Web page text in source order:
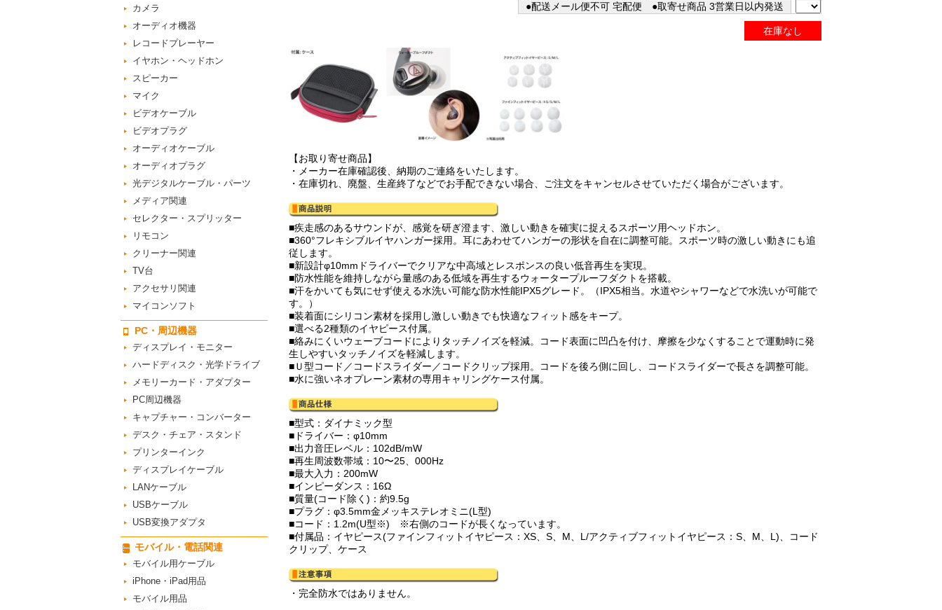
カメラ
オーディオ機器
レコードプレーヤー
イヤホン・ヘッドホン
スピーカー
マイク
ビデオケーブル
ビデオプラグ
オーディオケーブル
オーディオプラグ
光デジタルケーブル・パーツ
メディア関連
セレクター・スプリッター
リモコン
クリーナー関連
TV台
アクセサリ関連
マイコンソフト
PC・周辺機器
ディスプレイ・モニター
ハードディスク・光学ドライブ
メモリーカード・アダプター
PC周辺機器
キャプチャー・コンバーター
デスク・チェア・スタンド
プリンターインク
ディスプレイケーブル
LANケーブル
USBケーブル
USB変換アダプタ
モバイル・電話関連
モバイル用ケーブル
iPhone・iPad用品
モバイル用品
●配送メール便不可 宅配便 ●取寄せ商品 3営業日以内発送
在庫なし
【お取り寄せ商品】
・メーカー在庫確認後、納期のご連絡をいたします。
・在庫切れ、廃盤、生産終了などでお手配できない場合、ご注文をキャンセルさせていただく場合がございます。
■疾走感のあるサウンドが、感覚を研ぎ澄ます、激しい動きを確実に捉えるスポーツ用ヘッドホン。
■360°フレキシブルイヤハンガー採用。耳にあわせてハンガーの形状を自在に調整可能。スポーツ時の激しい動きにも追
従します。
■新設計φ10mmドライバーでクリアな中高域とレスポンスの良い低音再生を実現。
■防水性能を維持しながら量感のある低域を再生するウォータープルーフダクトを搭載。
■汗をかいても気にせず使える水洗い可能な防水性能IPX5グレード。（IPX5相当。水道やシャワーなどで水洗いが可能で
す。）
■装着面にシリコン素材を採用し激しい動きでも快適なフィット感をキープ。
■選べる2種類のイヤピース付属。
■絡みにくいウェーブコードによりタッチノイズを軽減。コード表面に凹凸を付け、摩擦を少なくすることで運動時に発
生しやすいタッチノイズを軽減します。
■Ｕ型コード／コードスライダー／コードクリップ採用。コードを後ろ側に回し、コードスライダーで長さを調整可能。
■水に強いネオプレーン素材の専用キャリングケース付属。
■型式：ダイナミック型
■ドライバー：φ10mm
■出力音圧レベル：102dB/mW
■再生周波数帯域：10〜25、000Hz
■最大入力：200mW
■インピーダンス：16Ω
■質量(コード除く)：約9.5g
■プラグ：φ3.5mm金メッキステレオミニ(L型)
■コード：1.2m(U型※) ※右側のコードが長くなっています。
■付属品：イヤピース(ファインフィットイヤピース：XS、S、M、L/アクティブフィットイヤピース：S、M、L)、コード
クリップ、ケース
・完全防水ではありません。